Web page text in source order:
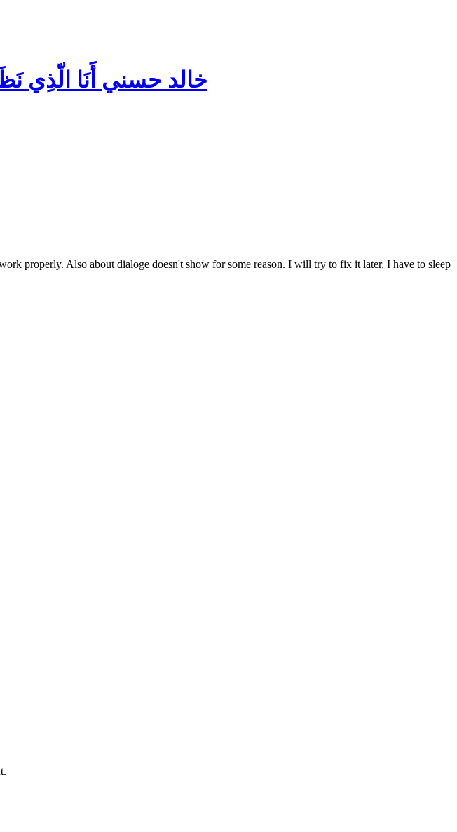
خالد حسني أَنَا الّذِي
properly. Also about dialoge doesn't show for some reason. I will try to fix it later, I have to sleep